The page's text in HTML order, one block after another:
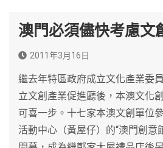
澳門必須儘快考慮文
2011年3月16日
繼去年特區政府成立文化產業委
立文創產業促進廳後，本澳文化
可喜一步。十七家本澳文創單位
活動中心（黃屋仔）的“澳門創意